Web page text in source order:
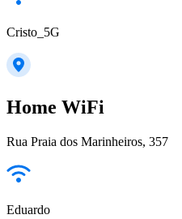
Cristo_5G
Home WiFi
Rua Praia dos Marinheiros, 357
Eduardo